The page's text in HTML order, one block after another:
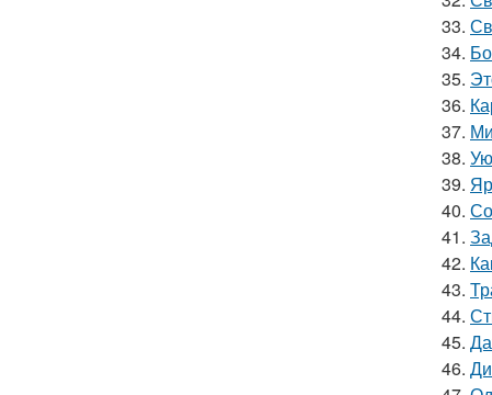
33.
34.
35.
36.
37.
38.
39.
40.
41.
42.
43.
44.
45.
46.